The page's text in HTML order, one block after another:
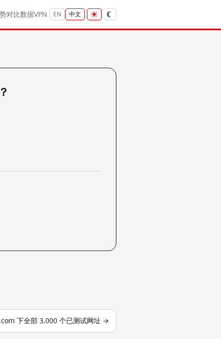
对比数据VPN EN 中文
下全部 3,000 个已测试网址 →